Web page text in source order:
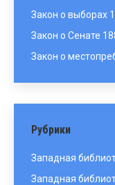
Закон о выборах
Закон о Сенате
Закон о
Рубрики
Западная
Западная